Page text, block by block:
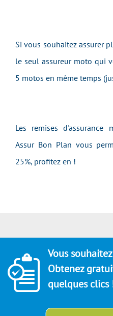
Si vous souhaitez assurer
le seul assureur moto qui
5 motos en même temps
Les remises
Assur Bon Plan vous
25%, profitez en !
Vous
Obtenez
quelques clics